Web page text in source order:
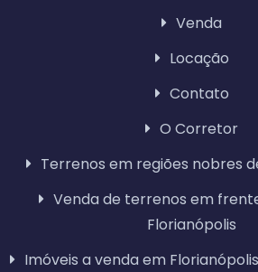
Venda
Locação
Contato
O Corretor
Terrenos em regiões nobres
Venda de terrenos em
Florianópolis
Imóveis a venda em